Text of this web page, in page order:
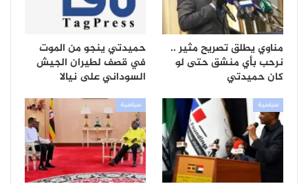
مناوي يطلق تصريح مثير ..
نرحب بأي منشق حتى لو
كان حميدتي
حميدتي ينجو من الموت
في قصف لطيران الجيش
السوداني على نيالا
سياسية سياسية